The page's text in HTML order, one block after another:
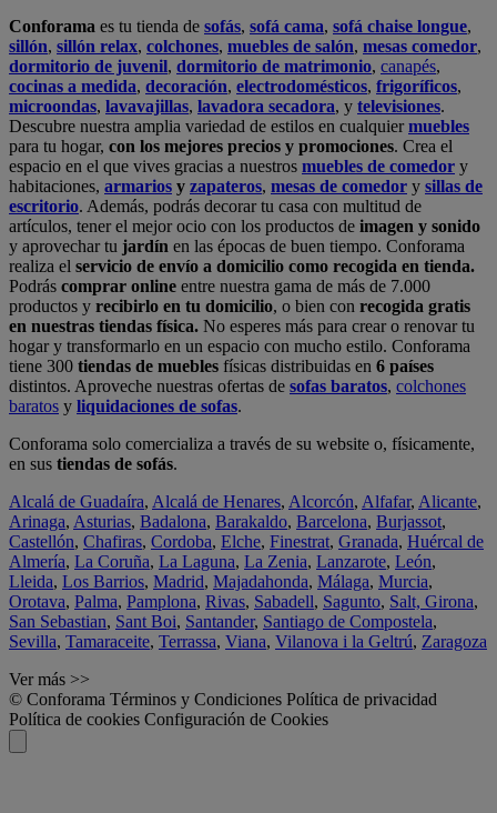
Conforama es tu tienda de sofás, sofá cama, sofá chaise longue,
sillón, sillón relax, colchones, muebles de salón, mesas comedor,
dormitorio de juvenil, dormitorio de matrimonio, canapés,
cocinas a medida, decoración, electrodomésticos, frigoríficos,
microondas, lavavajillas, lavadora secadora, y televisiones.
Descubre nuestra amplia variedad de estilos en cualquiermuebles
para tu hogar, con los mejores precios y promociones. Crea el
espacio en el que vives gracias a nuestros muebles de comedor y
habitaciones, armarios y zapateros, mesas de comedor y sillas de
escritorio. Además, podrás decorar tu casa con multitud de
artículos, tener el mejor ocio con los productos de imagen y sonido
y aprovechar tu jardín en las épocas de buen tiempo. Conforama
realiza el servicio de envío a domicilio como recogida en tienda.
Podrás comprar online entre nuestra gama de más de 7.000
productos y recibirlo en tu domicilio, o bien con recogida gratis
en nuestras tiendas física. No esperes más para crear o renovar tu
hogar y transformarlo en un espacio con mucho estilo. Conforama
tiene 300 tiendas de muebles físicas distribuidas en 6 países
distintos. Aproveche nuestras ofertas de sofas baratos, colchones
baratos y liquidaciones de sofas.
Conforama solo comercializa a través de su website o, físicamente,
en sus tiendas de sofás.
Alcalá de Guadaíra, Alcalá de Henares, Alcorcón, Alfafar, Alicante,
Arinaga, Asturias, Badalona, Barakaldo, Barcelona, Burjassot,
Castellón, Chafiras, Cordoba, Elche, Finestrat, Granada, Huércal de
Almería, La Coruña, La Laguna, La Zenia, Lanzarote, León,
Lleida, Los Barrios, Madrid, Majadahonda, Málaga, Murcia,
Orotava, Palma, Pamplona, Rivas, Sabadell, Sagunto, Salt, Girona,
San Sebastian, Sant Boi, Santander, Santiago de Compostela,
Sevilla, Tamaraceite, Terrassa, Viana, Vilanova i la Geltrú, Zaragoza
Ver más >>
© Conforama Términos y Condiciones Política de privacidad
Política de cookies Configuración de Cookies